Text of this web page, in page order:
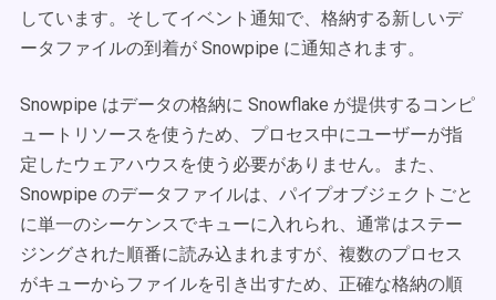
しています。そしてイベント通知で、格納する新しいデ
ータファイルの到着が Snowpipe に通知されます。
Snowpipe はデータの格納に Snowflake が提供するコンピ
ュートリソースを使うため、プロセス中にユーザーが指
定したウェアハウスを使う必要がありません。また、
Snowpipe のデータファイルは、パイプオブジェクトごと
に単一のシーケンスでキューに入れられ、通常はステー
ジングされた順番に読み込まれますが、複数のプロセス
がキューからファイルを引き出すため、正確な格納の順